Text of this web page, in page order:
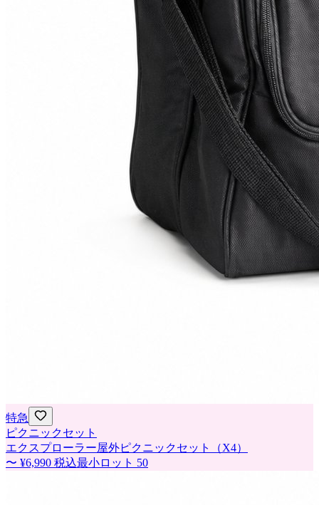
特急
ピクニックセット
エクスプローラー屋外ピクニックセット（X4）
〜 ¥6,990 税込最小ロット 50